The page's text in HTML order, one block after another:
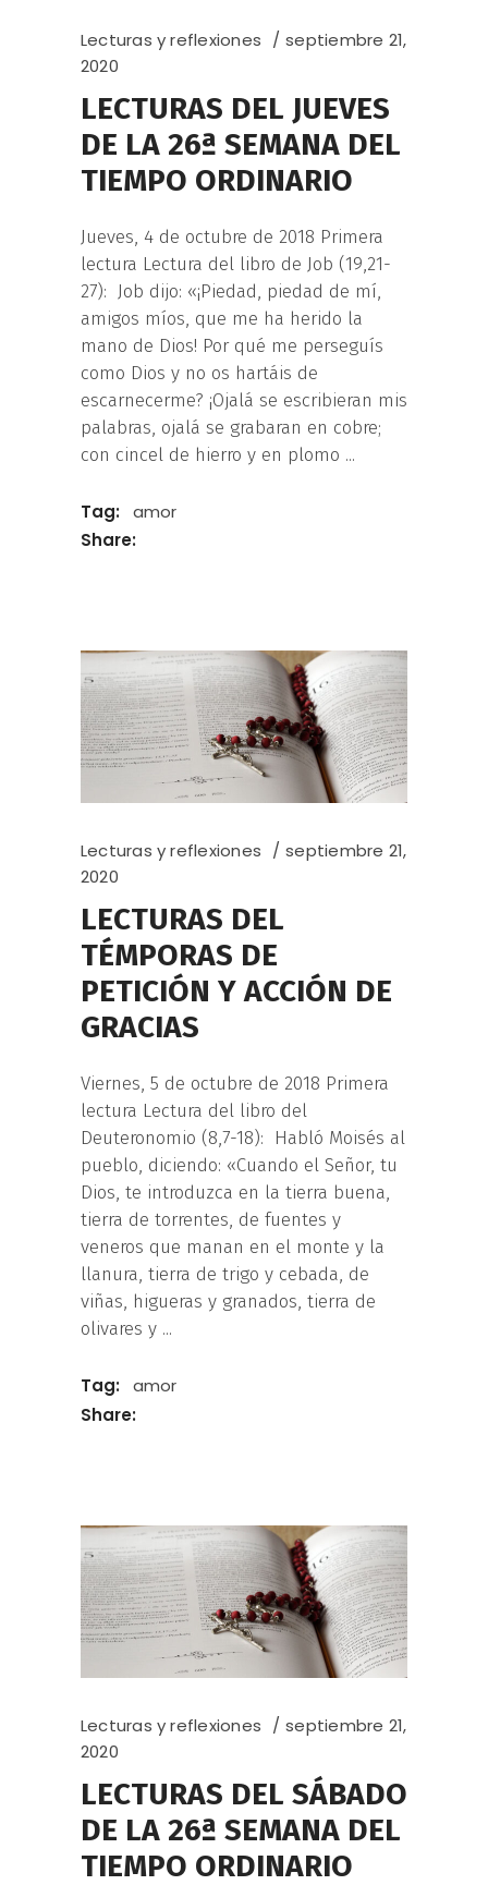
Lecturas y reflexiones
septiembre 21,
2020
LECTURAS DEL JUEVES
DE LA 26ª SEMANA DEL
TIEMPO ORDINARIO
Jueves, 4 de octubre de 2018 Primera
lectura Lectura del libro de Job (19,21-
27): Job dijo: «¡Piedad, piedad de mí,
amigos míos, que me ha herido la
mano de Dios! Por qué me perseguís
como Dios y no os hartáis de
escarnecerme? ¡Ojalá se escribieran mis
palabras, ojalá se grabaran en cobre;
con cincel de hierro y en plomo
Tag:
amor
Share:
Lecturas y reflexiones
septiembre 21,
2020
LECTURAS DEL
TÉMPORAS DE
PETICIÓN Y ACCIÓN DE
GRACIAS
Viernes, 5 de octubre de 2018 Primera
lectura Lectura del libro del
Deuteronomio (8,7-18): Habló Moisés al
pueblo, diciendo: «Cuando el Señor, tu
Dios, te introduzca en la tierra buena,
tierra de torrentes, de fuentes y
veneros que manan en el monte y la
llanura, tierra de trigo y cebada, de
viñas, higueras y granados, tierra de
olivares y
Tag:
amor
Share:
Lecturas y reflexiones
septiembre 21,
2020
LECTURAS DEL SÁBADO
DE LA 26ª SEMANA DEL
TIEMPO ORDINARIO